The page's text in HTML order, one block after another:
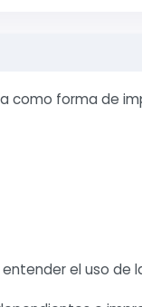
como forma de
el uso de